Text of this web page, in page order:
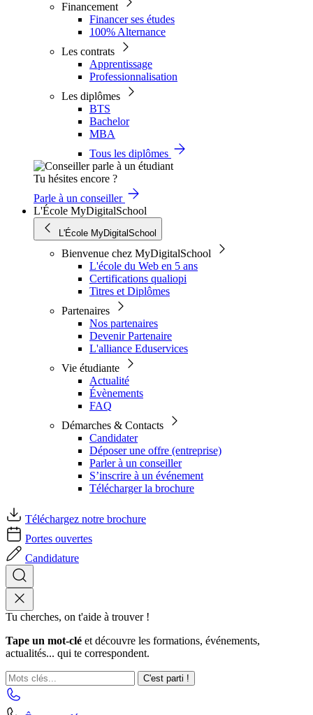
Financement
Financer ses études
100% Alternance
Les contrats
Apprentissage
Professionnalisation
Les diplômes
BTS
Bachelor
MBA
Tous les diplômes
Tu hésites encore ?
Parle à un conseiller
L'École MyDigitalSchool
L'École MyDigitalSchool
Bienvenue chez MyDigitalSchool
L'école du Web en 5 ans
Certifications qualiopi
Titres et Diplômes
Partenaires
Nos partenaires
Devenir Partenaire
L'alliance Eduservices
Vie étudiante
Actualité
Évènements
FAQ
Démarches & Contacts
Candidater
Déposer une offre (entreprise)
Parler à un conseiller
S’inscrire à un événement
Télécharger la brochure
Téléchargez notre brochure
Portes ouvertes
Candidature
Tu cherches, on t'aide à trouver !
Tape un mot-clé et découvre les formations, événements,
actualités... qui te correspondent.
C'est parti !